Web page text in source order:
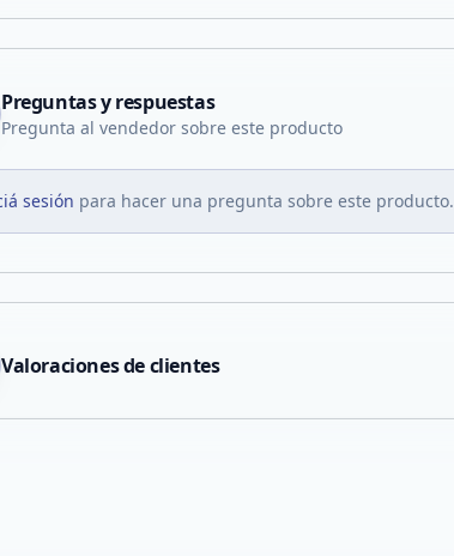
Preguntas y respuestas
Pregunta al vendedor sobre este producto
sesión para hacer una pregunta sobre este producto.
Valoraciones de clientes